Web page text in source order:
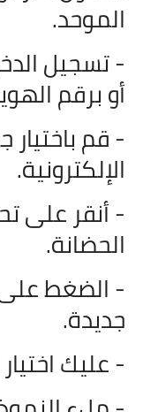
الموحد.
- تسجيل
أو برقم
- قم
الإلكترونية.
- أنقر على
الحضانة.
- الضغط
جديدة.
- عليك